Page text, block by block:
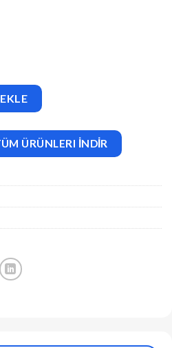
Campaign WordPress Theme
ÜRÜNLERI İNDİR